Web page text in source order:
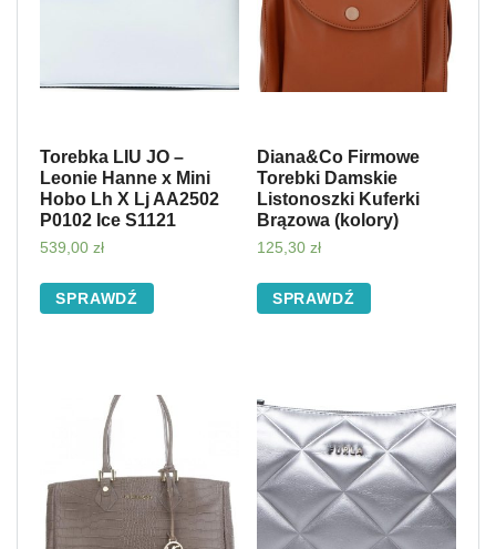
Torebka LIU JO –
Leonie Hanne x Mini
Hobo Lh X Lj AA2502
P0102 Ice S1121
539,00 zł
SPRAWDŹ
Diana&Co Firmowe
Torebki Damskie
Listonoszki Kuferki
Brązowa (kolory)
125,30 zł
SPRAWDŹ